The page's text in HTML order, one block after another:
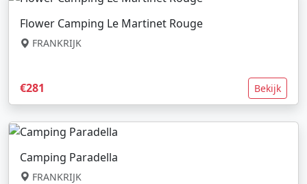
Flower Camping Le Martinet Rouge
FRANKRIJK
€281 Bekijk
Camping Paradella
FRANKRIJK